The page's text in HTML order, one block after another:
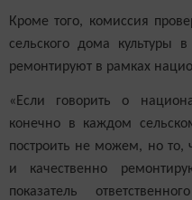
Кроме того, комиссия
сельского дома культуры
ремонтируют в рамках
«Если говорить о
конечно в каждом
построить не можем, но то,
и качественно
показатель